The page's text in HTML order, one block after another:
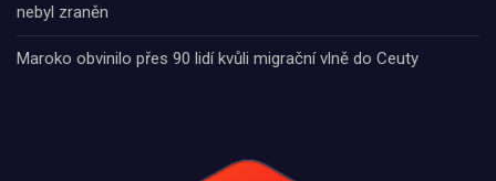
nebyl zraněn
Maroko obvinilo přes 90 lidí kvůli migrační vlně do Ceuty